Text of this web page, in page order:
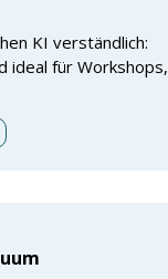
KI verständlich:
ideal für Workshops,